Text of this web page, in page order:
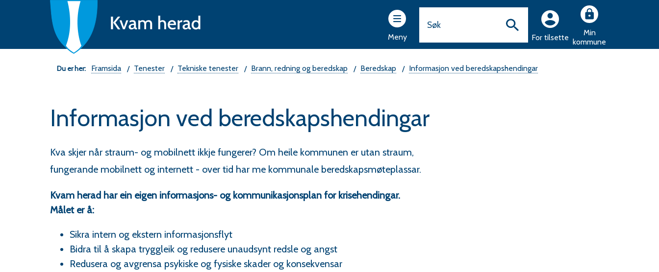
Kvam
herad
Meny For tilsette
Min
kommune
Du
her:
Framsida Tenester Tekniske tenester Brann, redning og beredskap Beredskap Informasjon ved beredskapshendingar
Informasjon ved beredskapshendingar
Kva skjer når straum- og mobilnett ikkje fungerer? Om heile kommunen er utan straum,
fungerande mobilnett og internett - over tid har me kommunale beredskapsmøteplassar.
Kvam herad har ein eigen informasjons- og kommunikasjonsplan for krisehendingar.
Målet er å:
Sikra intern og ekstern informasjonsflyt
Bidra til å skapa tryggleik og redusere unaudsynt redsle og angst
Redusera og avgrensa psykiske og fysiske skader og konsekvensar